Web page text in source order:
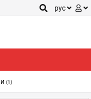
рус
(1)